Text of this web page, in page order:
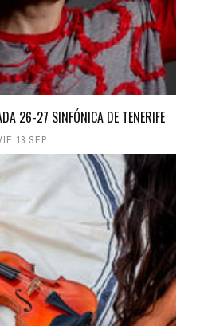
26-27 SINFÓNICA DE TENERIFE
18 SEP